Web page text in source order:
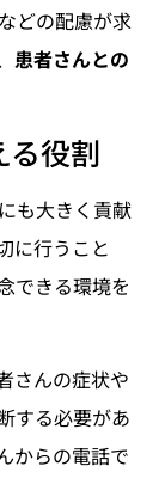
どの配慮が求
患者さんとの
る役割
も大きく貢献
に行うこと
できる環境を
さんの症状や
する必要があ
からの電話で